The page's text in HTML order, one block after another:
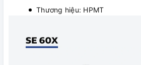
Thương hiệu: HPMT